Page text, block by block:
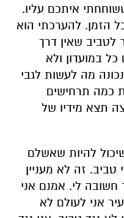
איתכם עליו.
הזמן. להערכתי הוא
לטביב שאין דרך
במועדון ולא
מה לעשות לגבי
כמה תרחישים
תצא מידיו של
להיות שאשלם
זה לא מעניין
חשובה לי. אמנם אני
אני לעולם לא